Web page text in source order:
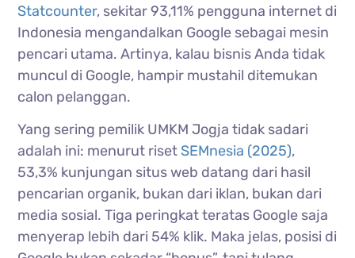
Statcounter, sekitar 93,11% pengguna internet di
Indonesia mengandalkan Google sebagai mesin
pencari utama. Artinya, kalau bisnis Anda tidak
muncul di Google, hampir mustahil ditemukan
calon pelanggan.
Yang sering pemilik UMKM Jogja tidak sadari
adalah ini: menurut riset SEMnesia (2025),
53,3% kunjungan situs web datang dari hasil
pencarian organik, bukan dari iklan, bukan dari
media sosial. Tiga peringkat teratas Google saja
menyerap lebih dari 54% klik. Maka jelas, posisi di